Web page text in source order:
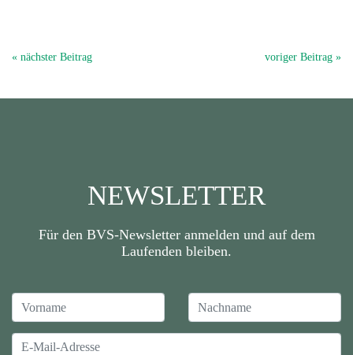
« nächster Beitrag voriger Beitrag »
NEWSLETTER
Für den BVS-Newsletter anmelden und auf dem
Laufenden bleiben.